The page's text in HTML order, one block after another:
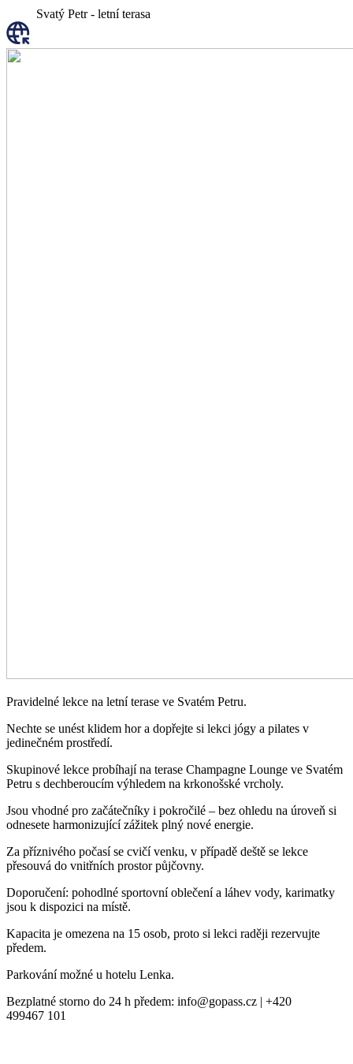
Svatý Petr - letní terasa
Pravidelné lekce na letní terase ve Svatém Petru.
Nechte se unést klidem hor a dopřejte si lekci jógy a pilates v
jedinečném prostředí.
Skupinové lekce probíhají na terase Champagne Lounge ve Svatém
Petru s dechberoucím výhledem na krkonošské vrcholy.
Jsou vhodné pro začátečníky i pokročilé – bez ohledu na úroveň si
odnesete harmonizující zážitek plný nové energie.
Za příznivého počasí se cvičí venku, v případě deště se lekce
přesouvá do vnitřních prostor půjčovny.
Doporučení: pohodlné sportovní oblečení a láhev vody, karimatky
jsou k dispozici na místě.
Kapacita je omezena na 15 osob, proto si lekci raději rezervujte
předem.
Parkování možné u hotelu Lenka.
Bezplatné storno do 24 h předem: info@gopass.cz | +420
499467 101